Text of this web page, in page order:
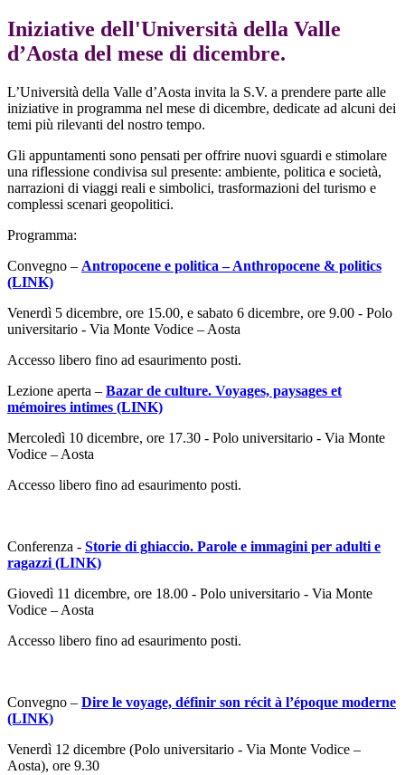
Iniziative dell'Università della Valle
d’Aosta del mese di dicembre.
L’Università della Valle d’Aosta invita la S.V. a prendere parte alle
iniziative in programma nel mese di dicembre, dedicate ad alcuni dei
temi più rilevanti del nostro tempo.
Gli appuntamenti sono pensati per offrire nuovi sguardi e stimolare
una riflessione condivisa sul presente: ambiente, politica e società,
narrazioni di viaggi reali e simbolici, trasformazioni del turismo e
complessi scenari geopolitici.
Programma:
Convegno – Antropocene e politica – Anthropocene & politics
(LINK)
Venerdì 5 dicembre, ore 15.00, e sabato 6 dicembre, ore 9.00 - Polo
universitario - Via Monte Vodice – Aosta
Accesso libero fino ad esaurimento posti.
Lezione aperta – Bazar de culture. Voyages, paysages et
mémoires intimes (LINK)
Mercoledì 10 dicembre, ore 17.30 - Polo universitario - Via Monte
Vodice – Aosta
Accesso libero fino ad esaurimento posti.
Conferenza - Storie di ghiaccio. Parole e immagini per adulti e
ragazzi (LINK)
Giovedì 11 dicembre, ore 18.00 - Polo universitario - Via Monte
Vodice – Aosta
Accesso libero fino ad esaurimento posti.
Convegno – Dire le voyage, définir son récit à l’époque moderne
(LINK)
Venerdì 12 dicembre (Polo universitario - Via Monte Vodice –
Aosta), ore 9.30